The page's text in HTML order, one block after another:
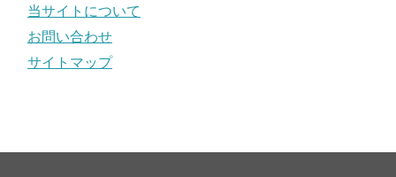
当サイトについて
お問い合わせ
サイトマップ